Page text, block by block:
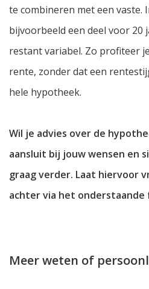
te combineren met een vaste.
bijvoorbeeld een deel voor 20
restant variabel. Zo profiteer
rente, zonder dat een
hele hypotheek.
Wil je advies over de
aansluit bij jouw wensen en
graag verder. Laat hiervoor
achter via het onderstaande
Meer weten of